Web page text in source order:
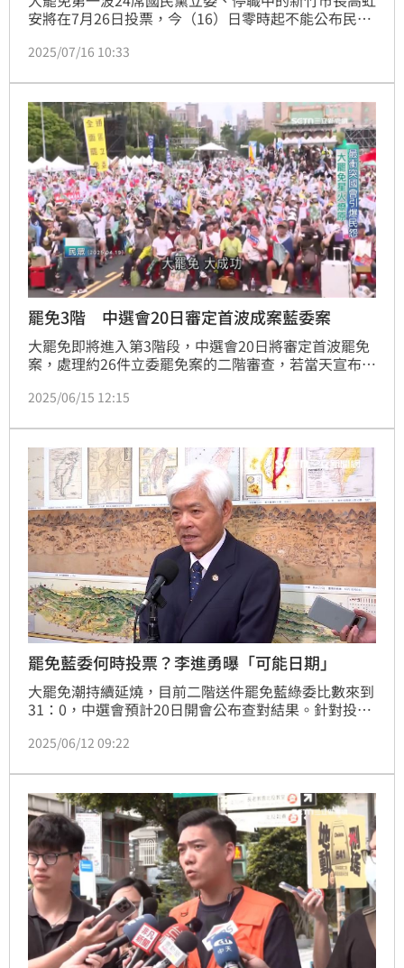
安將在7月26日投票，今（16）日零時起不能公布民
勇表示，個案部分會做具體事實的認定。
2025/07/16 10:33
罷免3階 中選會20日審定首波成案藍委案
大罷免即將進入第3階段，中選會20日將審定首波罷免
案，處理約26件立委罷免案的二階審查，若當天宣布成
罷免浪潮，藍營持續強化陸戰，綠營繼續當公民罷團後
2025/06/15 12:15
罷免藍委何時投票？李進勇曝「可能日期」
大罷免潮持續延燒，目前二階送件罷免藍綠委比數來到
31：0，中選會預計20日開會公布查對結果。針對投票
規定，成案後的20至60天要投票，如果6月20日宣布成
禮拜六，都有可能是投票時間。
2025/06/12 09:22